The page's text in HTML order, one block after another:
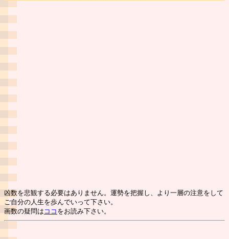
凶数を悲観する必要はありません。運勢を把握し、より一層の注意をして
ご自分の人生を歩んでいって下さい。
画数の疑問は ココ をお読み下さい。